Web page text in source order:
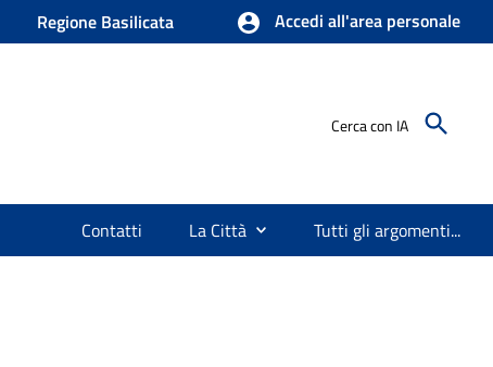
Regione Basilicata Accedi all'area personale
Cerca con IA
Contatti La Città Tutti gli argomenti...